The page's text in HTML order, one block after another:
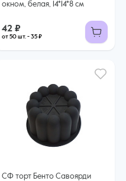
окном, белая, 14*14*8 см
42 ₽
от 50 шт. - 35 ₽
СФ торт Бенто Савоярди